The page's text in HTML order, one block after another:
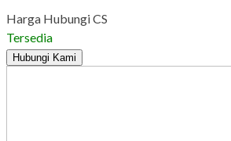
Harga Hubungi CS
Tersedia
Hubungi Kami